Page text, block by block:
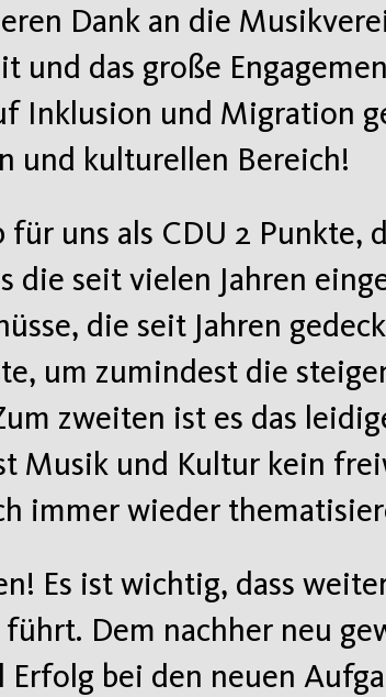
Dank an die
und das große
Inklusion und Migration
und kulturellen Bereich!
uns als CDU 2 Punkte,
die seit vielen Jahren
die seit Jahren
um zumindest die
zweiten ist es das
Musik und Kultur kein
immer wieder
Es ist wichtig, dass
Dem nachher neu
bei den neuen